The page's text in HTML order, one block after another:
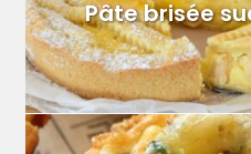
Pâte brisée